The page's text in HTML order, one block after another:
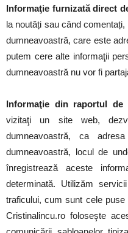
Informaţie furnizată direct
la noutăți sau când
dumneavoastră, care este
putem cere alte informaţii
dumneavoastră nu vor fi
Informaţie din raportul
vizitaţi un site web,
dumneavoastră, ca
dumneavoastră, locul de
înregistrează aceste
determinată. Utilizăm
traficului, cum sunt cele puse
Cristinalincu.ro foloseşte